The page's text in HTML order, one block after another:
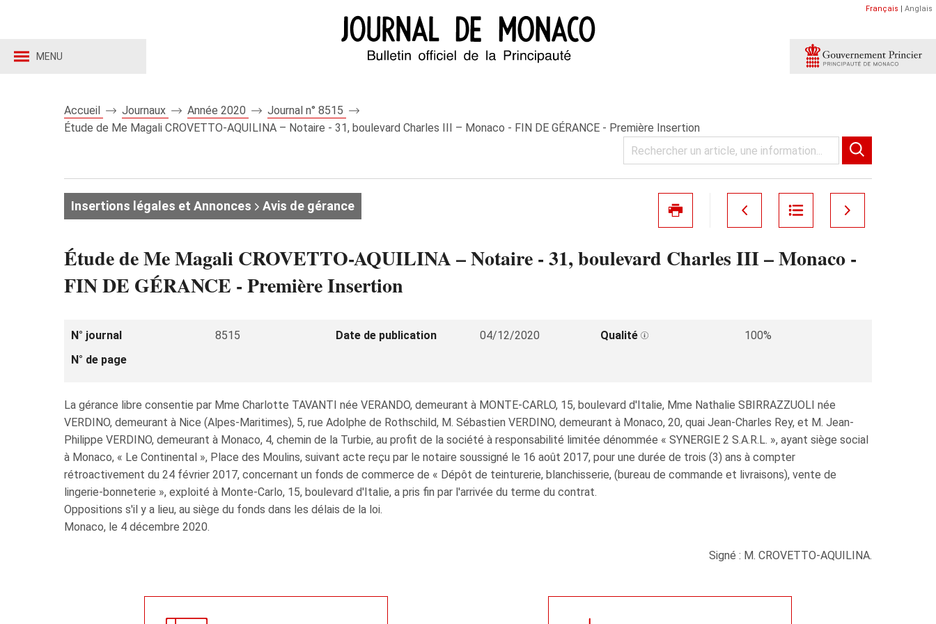
MENU
Français | Anglais
Accueil Journaux Année 2020
Journal n° 8515
Étude de Me Magali CROVETTO-AQUILINA – Notaire - 31, boulevard Charles III – Monaco - FIN DE GÉRANCE - Première Insertion
Insertions légales et Annonces Avis de gérance
Étude de Me Magali CROVETTO-AQUILINA – Notaire - 31, boulevard Charles III – Monaco -
FIN DE GÉRANCE - Première Insertion
N° journal 8515 Date de publication 04/12/2020 Qualité
100%
N° de page
La gérance libre consentie par Mme Charlotte TAVANTI née VERANDO, demeurant à MONTE-CARLO, 15, boulevard d'Italie, Mme Nathalie SBIRRAZZUOLI née
VERDINO, demeurant à Nice (Alpes-Maritimes), 5, rue Adolphe de Rothschild, M. Sébastien VERDINO, demeurant à Monaco, 20, quai Jean-Charles Rey, et M. Jean-
Philippe VERDINO, demeurant à Monaco, 4, chemin de la Turbie, au profit de la société à responsabilité limitée dénommée « SYNERGIE 2 S.A.R.L. », ayant siège social
à Monaco, « Le Continental », Place des Moulins, suivant acte reçu par le notaire soussigné le 16 août 2017, pour une durée de trois (3) ans à compter
rétroactivement du 24 février 2017, concernant un fonds de commerce de « Dépôt de teinturerie, blanchisserie, (bureau de commande et livraisons), vente de
lingerie-bonneterie », exploité à Monte-Carlo, 15, boulevard d'Italie, a pris fin par l'arrivée du terme du contrat.
Oppositions s'il y a lieu, au siège du fonds dans les délais de la loi.
Monaco, le 4 décembre 2020.
Signé : M. CROVETTO-AQUILINA.